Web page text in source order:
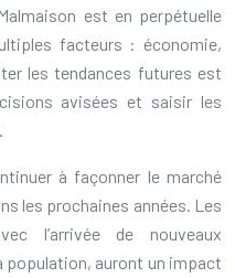
est en perpétuelle
facteurs : économie,
les tendances futures est
avisées et saisir les
à façonner le marché
les prochaines années. Les
l’arrivée de nouveaux
population, auront un impact